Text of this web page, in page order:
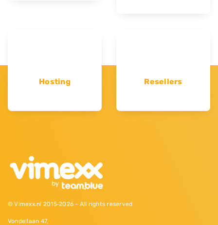
Hosting Resellers
© Vimexx.nl 2015‐2026 - All rights reserved
Vondellaan 47,